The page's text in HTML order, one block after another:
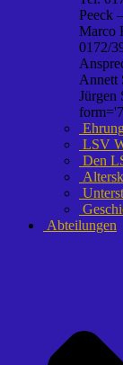
Peeck
Marco
0172/
Annett
Jürgen
LSV
Den
Abteilungen